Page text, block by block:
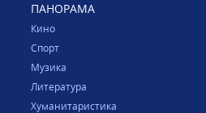
ПАНОРАМА
Кино
Спорт
Музика
Литература
Хуманитаристика